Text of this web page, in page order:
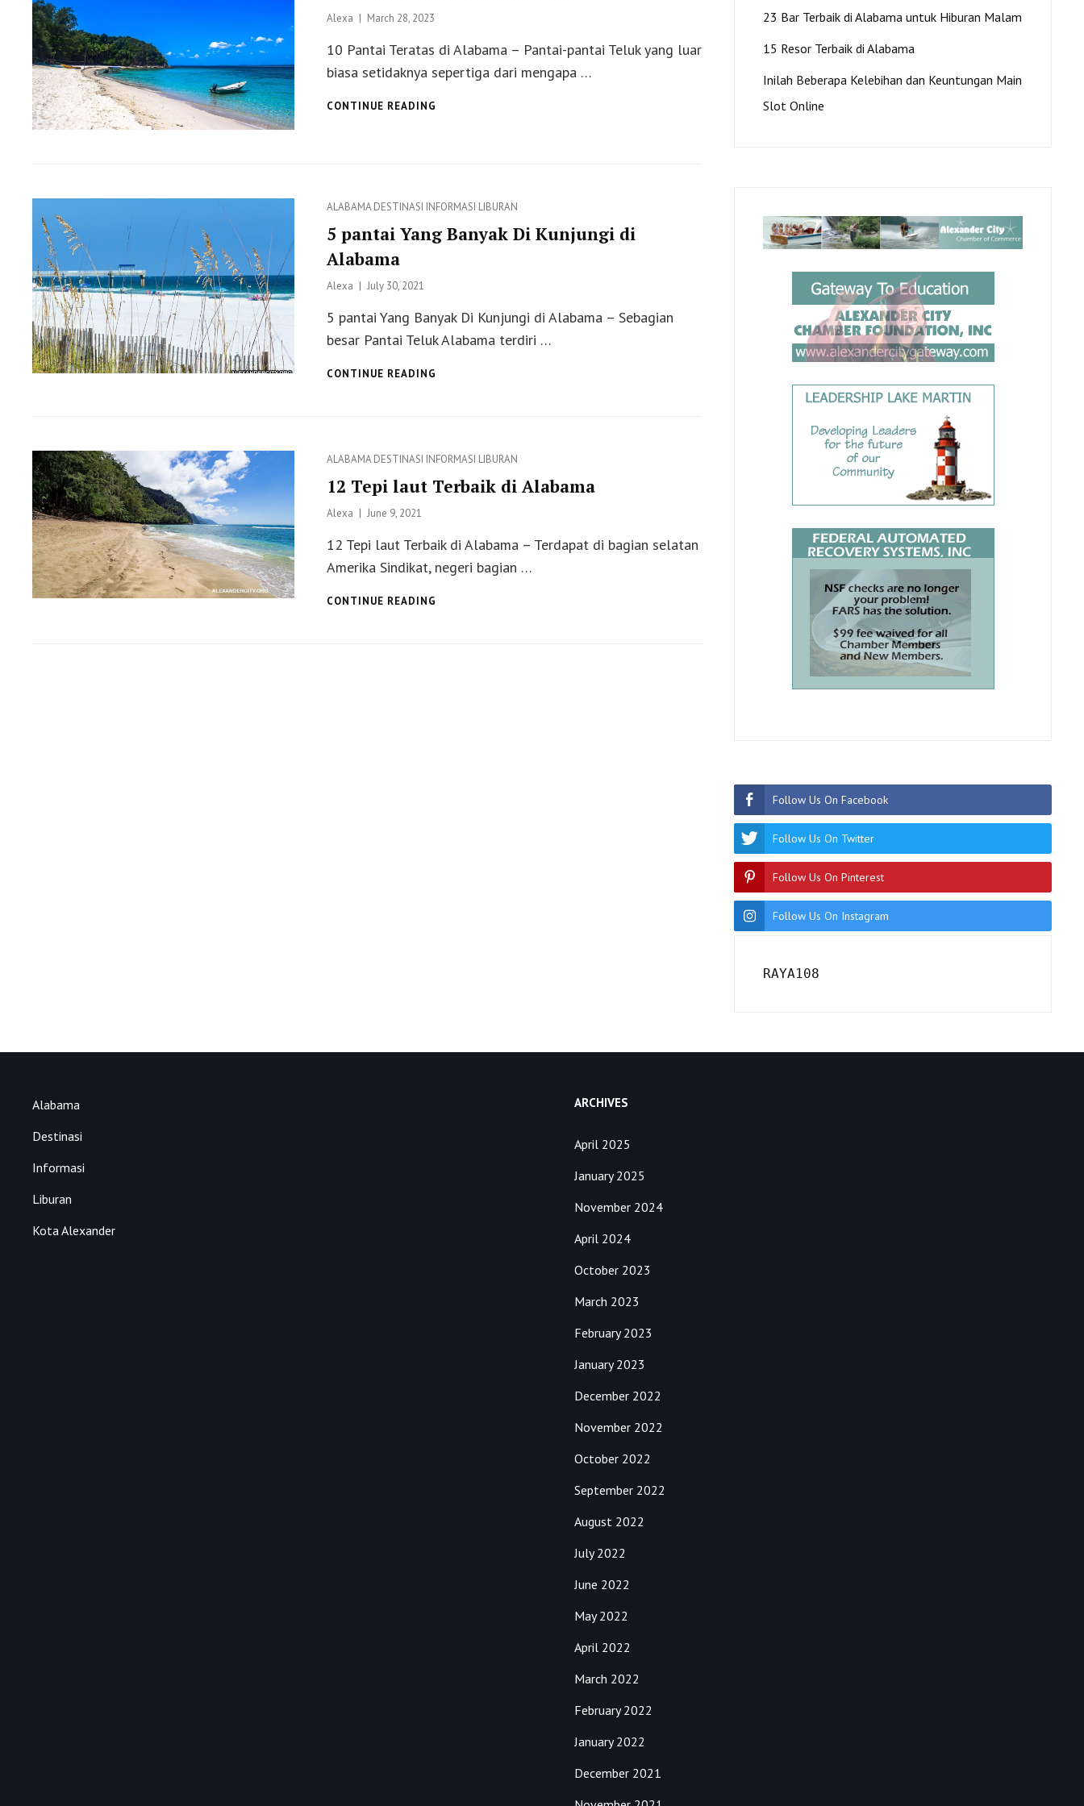
Alexa
Posted
March 28, 2023
10 Pantai Teratas di Alabama – Pantai-pantai Teluk yang luar
biasa setidaknya sepertiga dari mengapa …
CONTINUE READING
Categories
ALABAMADESTINASI INFORMASI LIBURAN
5 pantai Yang Banyak Di Kunjungi di
Alabama
Alexa
Posted
July 30, 2021
5 pantai Yang Banyak Di Kunjungi di Alabama – Sebagian
besar Pantai Teluk Alabama terdiri …
CONTINUE READING
DI
ALABAMA
Categories
ALABAMADESTINASI INFORMASI LIBURAN
12 Tepi laut Terbaik di Alabama
Alexa
Posted
June 9, 2021
12 Tepi laut Terbaik di Alabama – Terdapat di bagian selatan
Amerika Sindikat, negeri bagian …
CONTINUE READING
23 Bar Terbaik di Alabama untuk Hiburan Malam
15 Resor Terbaik di Alabama
Inilah Beberapa Kelebihan dan Keuntungan Main
Slot Online
Follow Us On Facebook
Follow Us On Twitter
Follow Us On Pinterest
Follow Us On Instagram
RAYA108
Alabama
Destinasi
Informasi
Liburan
Kota Alexander
ARCHIVES
April 2025
January 2025
November 2024
April 2024
October 2023
March 2023
February 2023
January 2023
December 2022
November 2022
October 2022
September 2022
August 2022
July 2022
June 2022
May 2022
April 2022
March 2022
February 2022
January 2022
December 2021